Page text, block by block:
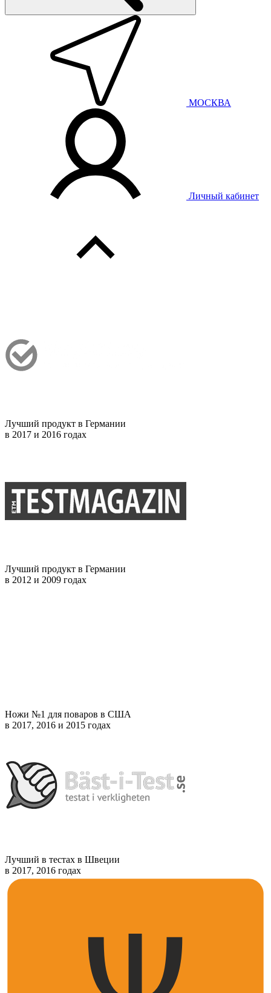
МОСКВА
Личный кабинет
Лучший продукт в Германии
в 2017 и 2016 годах
Лучший продукт в Германии
в 2012 и 2009 годах
Ножи №1 для поваров в США
в 2017, 2016 и 2015 годах
Лучший в тестах в Швеции
в 2017, 2016 годах